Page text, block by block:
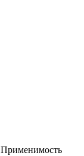
Применимость